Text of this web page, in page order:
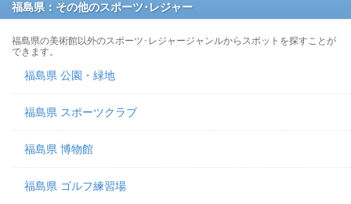
福島県：その他のスポーツ･レジャー
福島県の美術館以外のスポーツ･レジャージャンルからスポットを探すことが
できます。
福島県 公園・緑地
福島県 スポーツクラブ
福島県 博物館
福島県 ゴルフ練習場